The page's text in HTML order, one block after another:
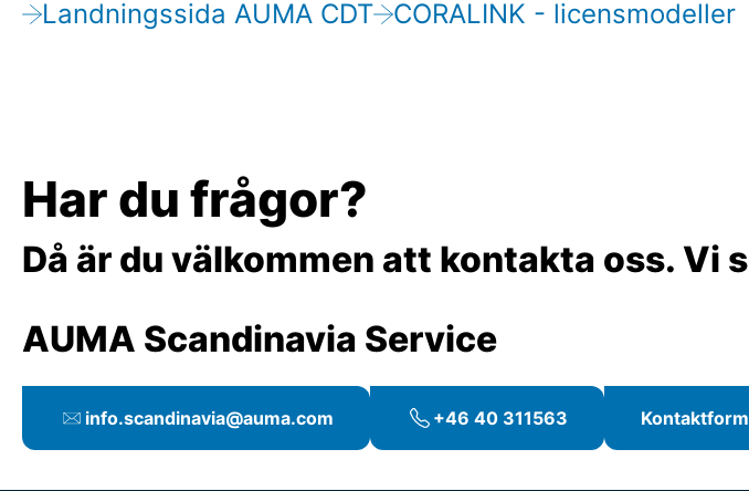
Landningssida AUMA CDT CORALINK - licensmodeller
Har du frågor?
Då är du välkommen att kontakta oss. Vi
AUMA Scandinavia Service
info.scandinavia@auma.com +46 40 311563